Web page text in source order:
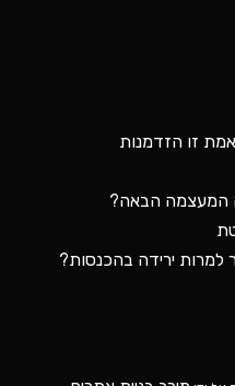
זו הזדמנות
המעצמה הבאה?
למרות ירידה בהכנסות?